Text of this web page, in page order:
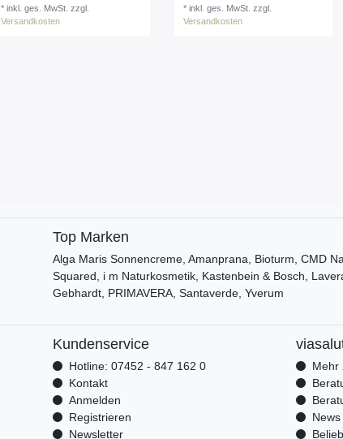
*inkl. ges. MwSt. zzgl.
Versandkosten
*inkl. ges. MwSt. zzgl.
Versandkosten
Top Marken
Alga Maris Sonnencreme, Amanprana, Bioturm, CMD
Squared, i m Naturkosmetik, Kastenbein & Bosch,
Gebhardt, PRIMAVERA, Santaverde, Yverum
Kundenservice
Hotline: 07452 - 847 162 0
Kontakt
Anmelden
Registrieren
Newsletter
Mehr
News